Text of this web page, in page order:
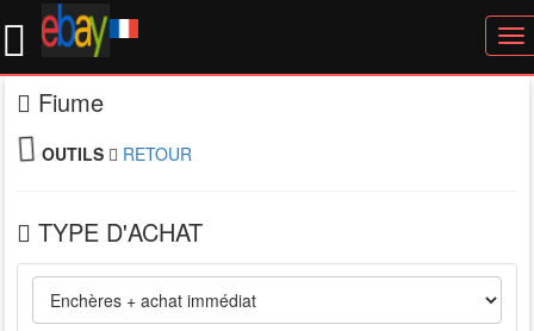
Fiume
OUTILS RETOUR
TYPE D'ACHAT